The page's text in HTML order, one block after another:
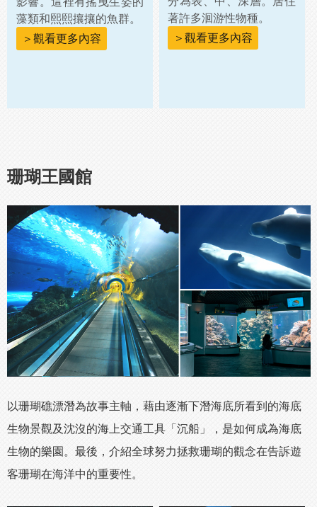
藻類和熙熙攘攘的魚群。
＞觀看更多內容
著許多洄游性物種。
＞觀看更多內容
珊瑚王國館
以珊瑚礁漂潛為故事主軸，藉由逐漸下潛海底所看到的海底
生物景觀及沈沒的海上交通工具「沉船」，是如何成為海底
生物的樂園。最後，介紹全球努力拯救珊瑚的觀念在告訴遊
客珊瑚在海洋中的重要性。